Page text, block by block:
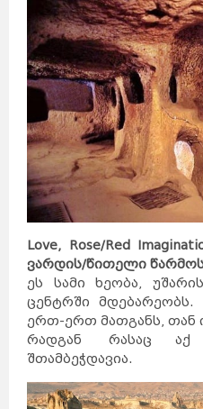
Love, Rose/Red
ვარდის/წითელი
ეს სამი ხეობა,
ცენტრში
ერთ-ერთ მათგანს, თან
რადგან რასაც აქ
შთამბეჭდავია.